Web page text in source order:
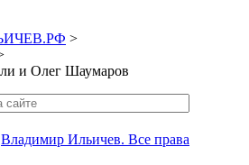
>
и Олег Шаумаров
Владимир Ильичев. Все права